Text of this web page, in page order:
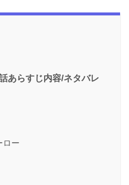
あらすじ内容/ネタバレ
ロー